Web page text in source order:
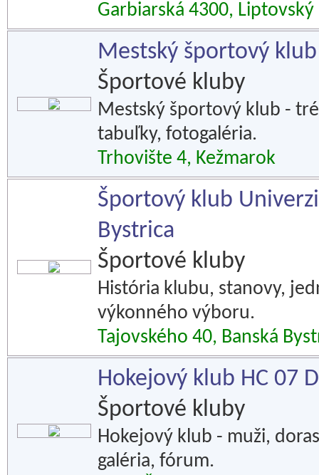
Garbiarská 4300,
Mestský športový
Športové kluby
Mestský športový klub -
tabuľky, fotogaléria.
Trhovište 4, Kežmarok
Športový klub
Bystrica
Športové kluby
História klubu, stanovy,
výkonného výboru.
Tajovského 40, Banská
Hokejový klub HC 07
Športové kluby
Hokejový klub - muži,
galéria, fórum.